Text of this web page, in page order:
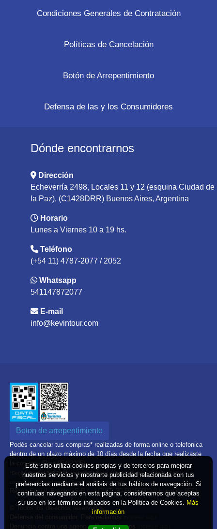
Condiciones Generales de Contratación
Políticas de Cancelación
Botón de Arrepentimiento
Defensa de las y los Consumidores
Dónde encontrarnos
Dirección
Echeverría 2498, Locales 11 y 12 (esquina Ciudad de
la Paz), (C1428DRR) Buenos Aires, Argentina
Horario
Lunes a Viernes 10 a 19 hs.
Teléfono
(+54 11) 4787-2077 / 2052
Whatsapp
541147872077
E-mail
info@kevintour.com
Boton de arrepentimiento
Podés cancelar tus compras* realizadas de forma online o telefonica
dentro de un plazo máximo de 10 días desde la fecha que realizaste
la compra. (Disp.954/2025)
*Según decreto 809/2024 las tarifas aéreas se rigen por política tarifaria de la
compañía aérea informada antes de la contratación
Razón Social: Brenton S.R.L. | CUIT: 30-69156900-0 | Legajo: 9551
© Todos los derechos reservados
Denuncia contra una agencia. Para reclamos
Este sitio utiliza cookies propias y de terceros para mejorar
nuestros servicios y mostrarte publicidad relacionada con tus
preferencias mediante el análisis de tus hábitos de navegación. Si
continúas navegando en esta página, consideramos que aceptas
su uso en los términos indicados en la Política de Cookies. Más
información